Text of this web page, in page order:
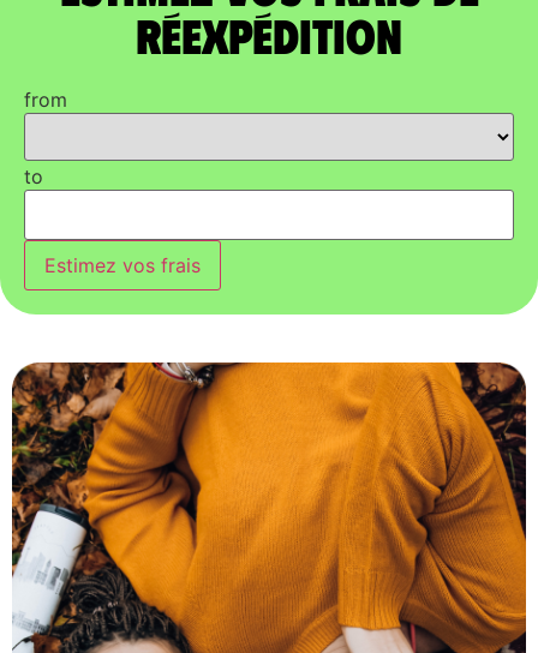
réexpédition
from
to
Estimez vos frais